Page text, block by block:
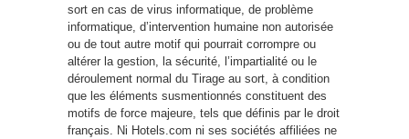
sort en cas de virus informatique, de problème
informatique, d’intervention humaine non autorisée
ou de tout autre motif qui pourrait corrompre ou
altérer la gestion, la sécurité, l’impartialité ou le
déroulement normal du Tirage au sort, à condition
que les éléments susmentionnés constituent des
motifs de force majeure, tels que définis par le droit
français. Ni Hotels.com ni ses sociétés affiliées ne